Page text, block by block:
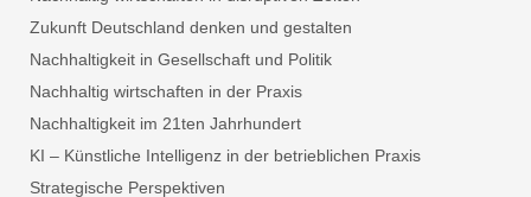
Zukunft Deutschland denken und gestalten
Nachhaltigkeit in Gesellschaft und Politik
Nachhaltig wirtschaften in der Praxis
Nachhaltigkeit im 21ten Jahrhundert
KI – Künstliche Intelligenz in der betrieblichen Praxis
Strategische Perspektiven